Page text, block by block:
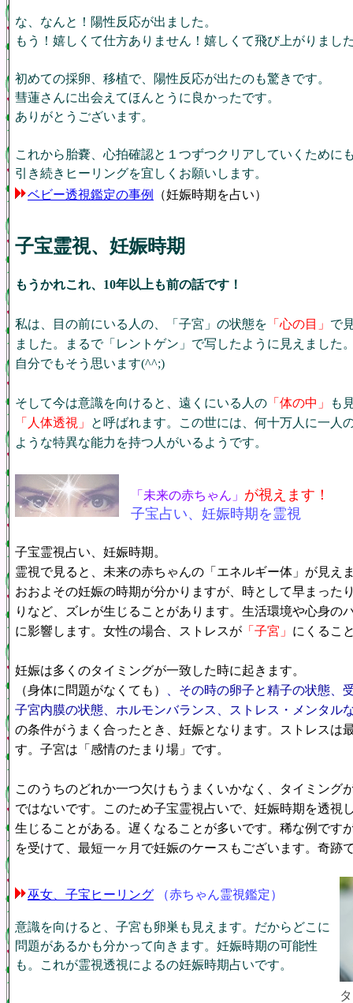
な、なんと！陽性反応が出ました。
もう！嬉しくて仕方ありません！嬉しくて飛び上がりまし
初めての採卵、移植で、陽性反応が出たのも驚きです。
彗蓮さんに出会えてほんとうに良かったです。
ありがとうございます。
これから胎嚢、心拍確認と１つずつクリアしていくために
引き続きヒーリングを宜しくお願いします。
ベビー透視鑑定の事例
（妊娠時期を占い）
子宝霊視、妊娠時期
もうかれこれ、10年以上も前の話です！
私は、目の前にいる人の、「子宮」の状態を 「心の目」 で
ました。まるで「レントゲン」で写したように見えました
自分でもそう思います(^^;)
そして今は意識を向けると、遠くにいる人の 「体の中」
も
「人体透視」
と呼ばれます。この世には、何十万人に一人
ような特異な能力を持つ人がいるようです。
「未来の赤ちゃん」 が視えます！
子宝占い、妊娠時期を霊視
子宝霊視占い、妊娠時期。
霊視で見ると、未来の赤ちゃんの「エネルギー体」が見え
おおよその妊娠の時期が分かりますが、時として早まった
りなど、ズレが生じることがあります。生活環境や心身の
に影響します。女性の場合、ストレスが 「子宮」 にくるこ
妊娠は多くのタイミングが一致した時に起きます。
（身体に問題がなくても）
、その時の卵子と精子の状態、
子宮内膜の状態、ホルモンバランス、ストレス・メンタル
の条件がうまく合ったとき、妊娠となります。ストレスは
す。子宮は「感情のたまり場」です。
このうちのどれか一つ欠けもうまくいかなく、タイミング
ではないです。このため子宝霊視占いで、妊娠時期を透視
生じることがある。遅くなることが多いです。稀な例です
を受けて、最短一ヶ月で妊娠のケースもございます。奇跡
巫女、子宝ヒーリング （赤ちゃん霊視鑑定）
意識を向けると、子宮も卵巣も見えます。だからどこに
問題があるかも分かって向きます。妊娠時期の可能性
も。これが霊視透視によるの妊娠時期占いです。